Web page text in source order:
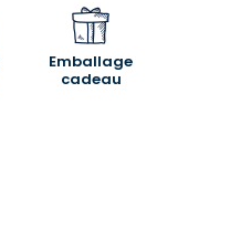
Emballage
cadeau